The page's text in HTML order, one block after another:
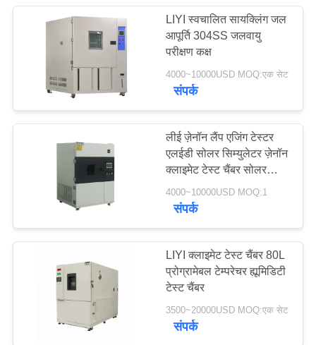
LIYI स्वचालित सायक्लिंग जल
आपूर्ति 304SS जलवायु
परीक्षण कक्ष
4000~10000USD MOQ:एक सेट
संपर्क
लीई ज़ेनॉन लैंप एजिंग टेस्टर
एलईडी सोलर सिम्युलेटर ज़ेनॉन
क्लाइमेट टेस्ट चैंबर सोलर
सिम्युलेटर आरएच के मानक के
साथ ISO105B02
4000~10000USD MOQ:1
संपर्क
LIYI क्लाइमेट टेस्ट चैंबर 80L
प्रोग्रामेबल टेम्परेचर ह्यूमिडिटी
टेस्ट चैंबर
3500~20000USD MOQ:एक सेट
संपर्क